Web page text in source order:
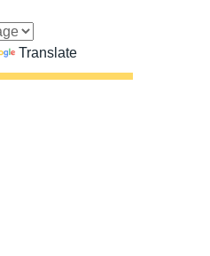
Translate